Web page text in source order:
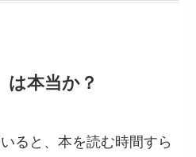
は本当か？
ると、本を読む時間すら